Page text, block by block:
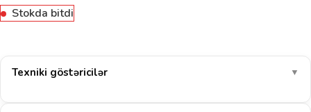
Stokda bitdi
Texniki göstəricilər ▼